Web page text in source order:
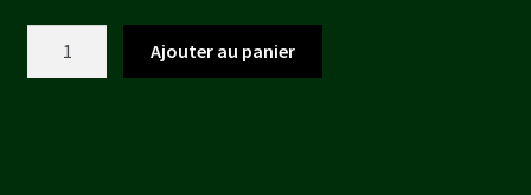
était :
12,80 €.
est :
11,50 €.
Ajouter au panier